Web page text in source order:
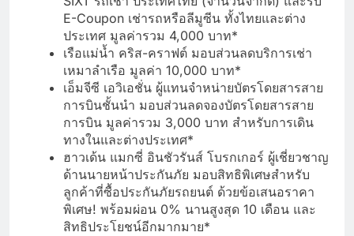
E-Coupon เช่ารถหรือลีมูซีน ทั้งไทยและต่าง
ประเทศ มูลค่ารวม 4,000 บาท*
เรือแม่น้ำ คริส-คราฟต์ มอบส่วนลดบริการเช่า
เหมาลำเรือ มูลค่า 10,000 บาท*
เอ็มจีซี เอวิเอชั่น ผู้แทนจำหน่ายบัตรโดยสารสาย
การบินชั้นนำ มอบส่วนลดจองบัตรโดยสารสาย
การบิน มูลค่ารวม 3,000 บาท สำหรับการเดิน
ทางในและต่างประเทศ*
ฮาวเด้น แมกซี่ อินชัวรันส์ โบรกเกอร์ ผู้เชี่ยวชาญ
ด้านนายหน้าประกันภัย มอบสิทธิพิเศษสำหรับ
ลูกค้าที่ซื้อประกันภัยรถยนต์ ด้วยข้อเสนอราคา
พิเศษ! พร้อมผ่อน 0% นานสูงสุด 10 เดือน และ
สิทธิประโยชน์อีกมากมาย*